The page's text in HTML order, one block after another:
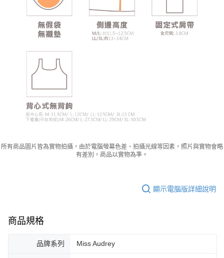
所有商品圖片皆為實物拍攝，由於電腦螢幕色差、拍攝光線等因素，照片與實物會略
有差別，商品以實物為準。
顯示電腦版詳細說明
商品規格
品牌系列 Miss Audrey